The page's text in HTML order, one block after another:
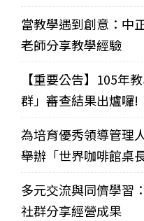
當教學遇到創意：中
老師分享教學經驗
【重要公告】105年
群」審查結果出爐囉!
為培育優秀領導管理
舉辦「世界咖啡館桌
多元交流與同儕學習
社群分享經營成果